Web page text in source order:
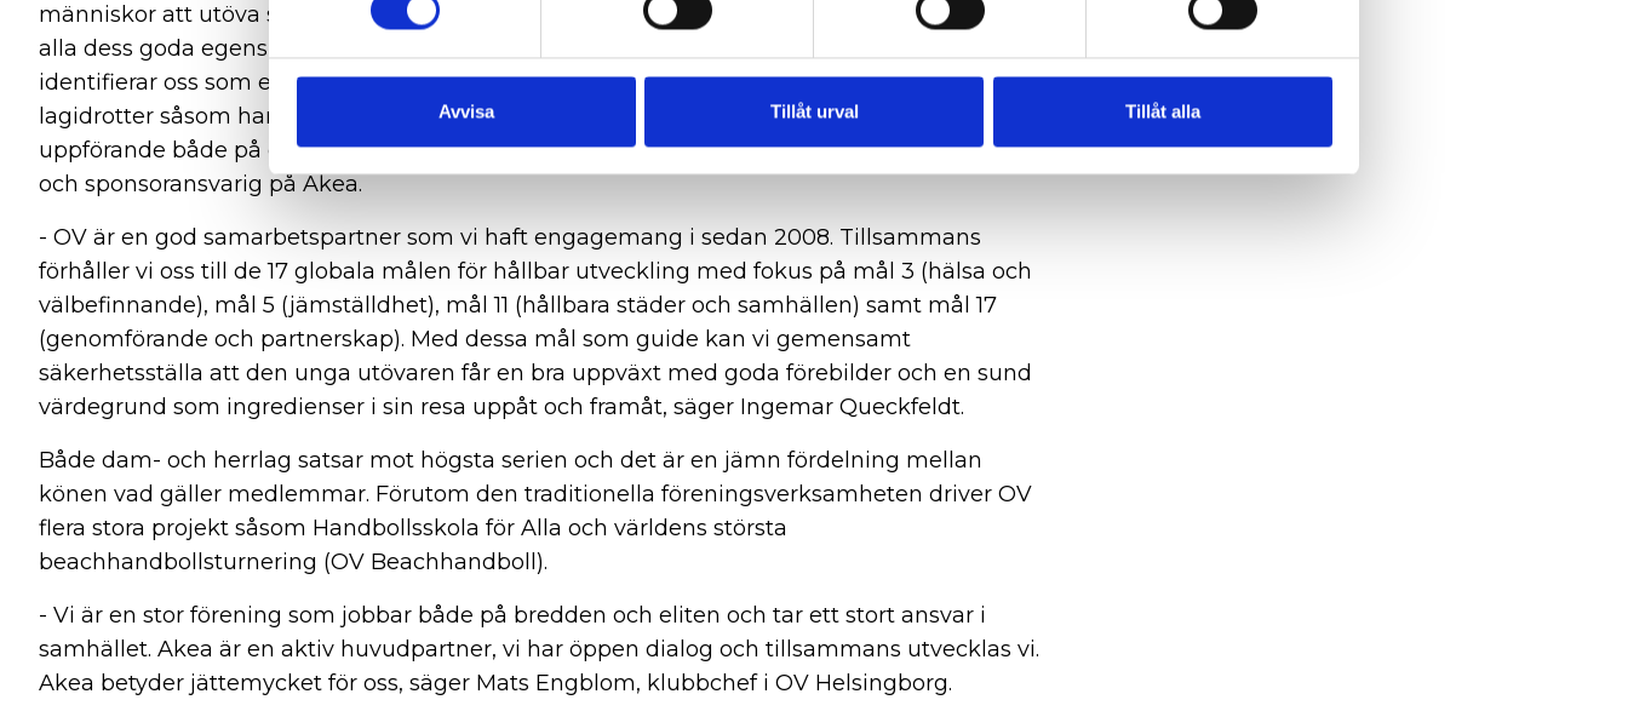
Avvisa Tillåt urval Tillåt alla
människor att utöva sin idrott så länge som möjligt. Vi pratar ofta om ”föreningsresan” och
alla dess goda egenskaper som ger utövaren möjlighet att växa som människa. Vi, Akea,
identifierar oss som ett lag på vår arbetsplats och då blir det naturligt att investera i
lagidrotter såsom handboll som dessutom är en idrott som premierar rent spel och vettigt
uppförande både på och utanför spelplanen, säger Ingemar Queckfeldt, marknadsförings-
och sponsoransvarig på Akea.
- OV är en god samarbetspartner som vi haft engagemang i sedan 2008. Tillsammans
förhåller vi oss till de 17 globala målen för hållbar utveckling med fokus på mål 3 (hälsa och
välbefinnande), mål 5 (jämställdhet), mål 11 (hållbara städer och samhällen) samt mål 17
(genomförande och partnerskap). Med dessa mål som guide kan vi gemensamt
säkerhetsställa att den unga utövaren får en bra uppväxt med goda förebilder och en sund
värdegrund som ingredienser i sin resa uppåt och framåt, säger Ingemar Queckfeldt.
Både dam- och herrlag satsar mot högsta serien och det är en jämn fördelning mellan
könen vad gäller medlemmar. Förutom den traditionella föreningsverksamheten driver OV
flera stora projekt såsom Handbollsskola för Alla och världens största
beachhandbollsturnering (OV Beachhandboll).
- Vi är en stor förening som jobbar både på bredden och eliten och tar ett stort ansvar i
samhället. Akea är en aktiv huvudpartner, vi har öppen dialog och tillsammans utvecklas vi.
Akea betyder jättemycket för oss, säger Mats Engblom, klubbchef i OV Helsingborg.